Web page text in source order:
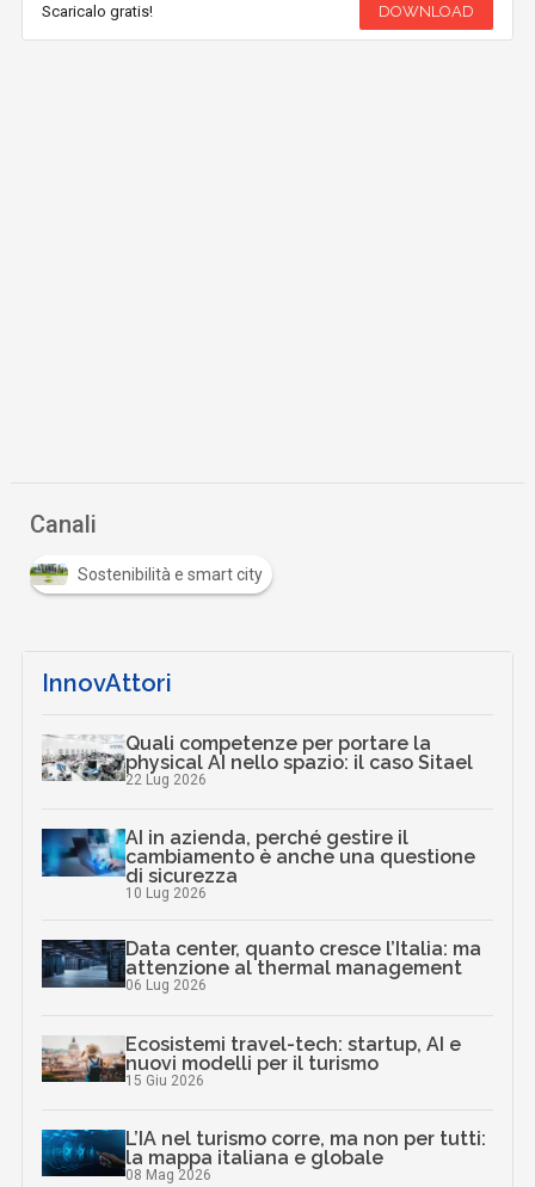
Scaricalo gratis! DOWNLOAD
Canali
Sostenibilità e smart city
InnovAttori
Quali competenze per portare la
physical AI nello spazio: il caso Sitael
22 Lug 2026
AI in azienda, perché gestire il
cambiamento è anche una questione
di sicurezza
10 Lug 2026
Data center, quanto cresce l’Italia: ma
attenzione al thermal management
06 Lug 2026
Ecosistemi travel-tech: startup, AI e
nuovi modelli per il turismo
15 Giu 2026
L’IA nel turismo corre, ma non per tutti:
la mappa italiana e globale
08 Mag 2026